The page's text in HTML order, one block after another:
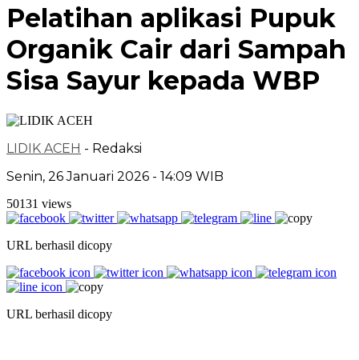
Pelatihan aplikasi Pupuk
Organik Cair dari Sampah
Sisa Sayur kepada WBP
LIDIK ACEH - Redaksi
Senin, 26 Januari 2026 - 14:09 WIB
50131 views
URL berhasil dicopy
URL berhasil dicopy